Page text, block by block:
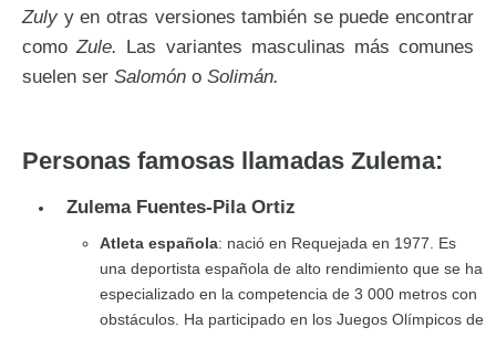
Zuly y en otras versiones también se puede encontrar
comoZule. Las variantes masculinas más comunes
suelen ser Salomón o Solimán.
Personas famosas llamadas Zulema:
Zulema Fuentes-Pila Ortiz
Atleta española: nació en Requejada en 1977. Es
una deportista española de alto rendimiento que se ha
especializado en la competencia de 3 000 metros con
obstáculos. Ha participado en los Juegos Olímpicos de